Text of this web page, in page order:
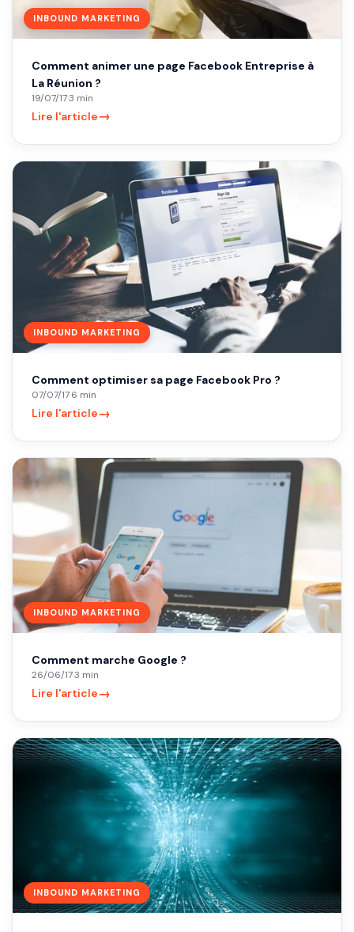
INBOUND MARKETING
Comment animer une page Facebook Entreprise à
La Réunion ?
19/07/17·3 min
Lire l'article→
INBOUND MARKETING
Comment optimiser sa page Facebook Pro ?
07/07/17·6 min
Lire l'article→
INBOUND MARKETING
Comment marche Google ?
26/06/17·3 min
Lire l'article→
INBOUND MARKETING